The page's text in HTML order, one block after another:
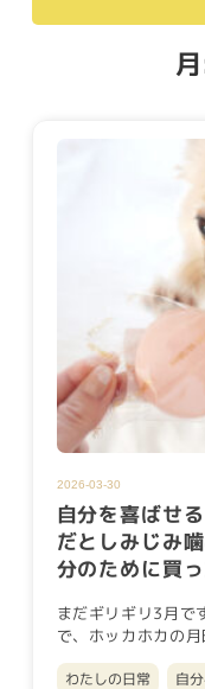
2026-03-30
自分を喜ばせ
だとしみじみ
分のために買
まだギリギリ3月で
で、ホッカホカの
の便りが届きそう
わたしの日常 自